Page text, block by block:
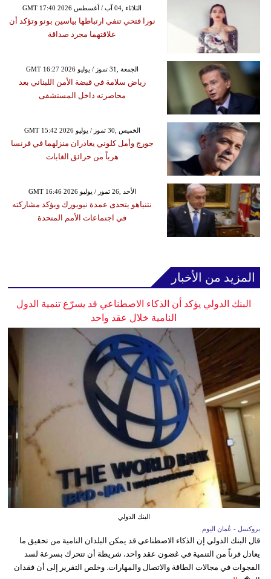
GMT 17:40 2026 الثلاثاء ,04 آب / أغسطس
نورا فتحي تنفي ارتباطها بياسين بونو وتؤكد أن
علاقتهما مجرد صداقة
GMT 16:27 2026 الجمعة ,31 تموز / يوليو
رياض سلامة في قبضة الأمن اللبناني بعد
محاصرته داخل المستشفى
GMT 15:42 2026 الخميس ,30 تموز / يوليو
جورج وأمل كلوني يغادران منزلهما في فرنسا
هرباً من حرائق الغابات
GMT 16:46 2026 الأحد ,26 تموز / يوليو
نتنياهو يتحدى عمدة نيويورك ويؤكد مشاركته
في اجتماعات الأمم المتحدة
المزيد من الأخبار
البنك الدولي يؤكد أن الذكاء الاصطناعي قد يسرّع تنمية الدول
النامية خلال عقد واحد
البنك الدولي
بروكسل - عُمان اليوم
قال البنك الدولي إن الذكاء الاصطناعي قد يمكن البلدان النامية من تحقيق ما
يعادل قرناً من التنمية في غضون عقد واحد، شريطة أن تتحرك بسرعة لسد
الفجوات في مجالات الطاقة والاتصال والمهارات. وخلص التقرير إلى أن فقدان